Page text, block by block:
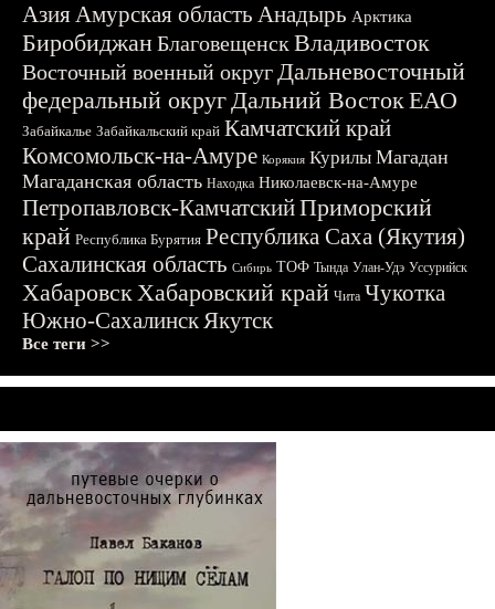
АзияАмурская область Анадырь Арктика
БиробиджанБлаговещенскВладивосток
Восточный военный округДальневосточный
федеральный округДальний ВостокЕАО
Забайкалье Забайкальский край Камчатский край
Комсомольск-на-Амуре Корякия Курилы Магадан
Магаданская область Находка Николаевск-на-Амуре
Петропавловск-КамчатскийПриморский
край Республика Бурятия Республика Саха (Якутия)
Сахалинская область Сибирь ТОФ Тында Улан-Удэ Уссурийск
ХабаровскХабаровский край Чита Чукотка
Южно-СахалинскЯкутск
Все теги >>